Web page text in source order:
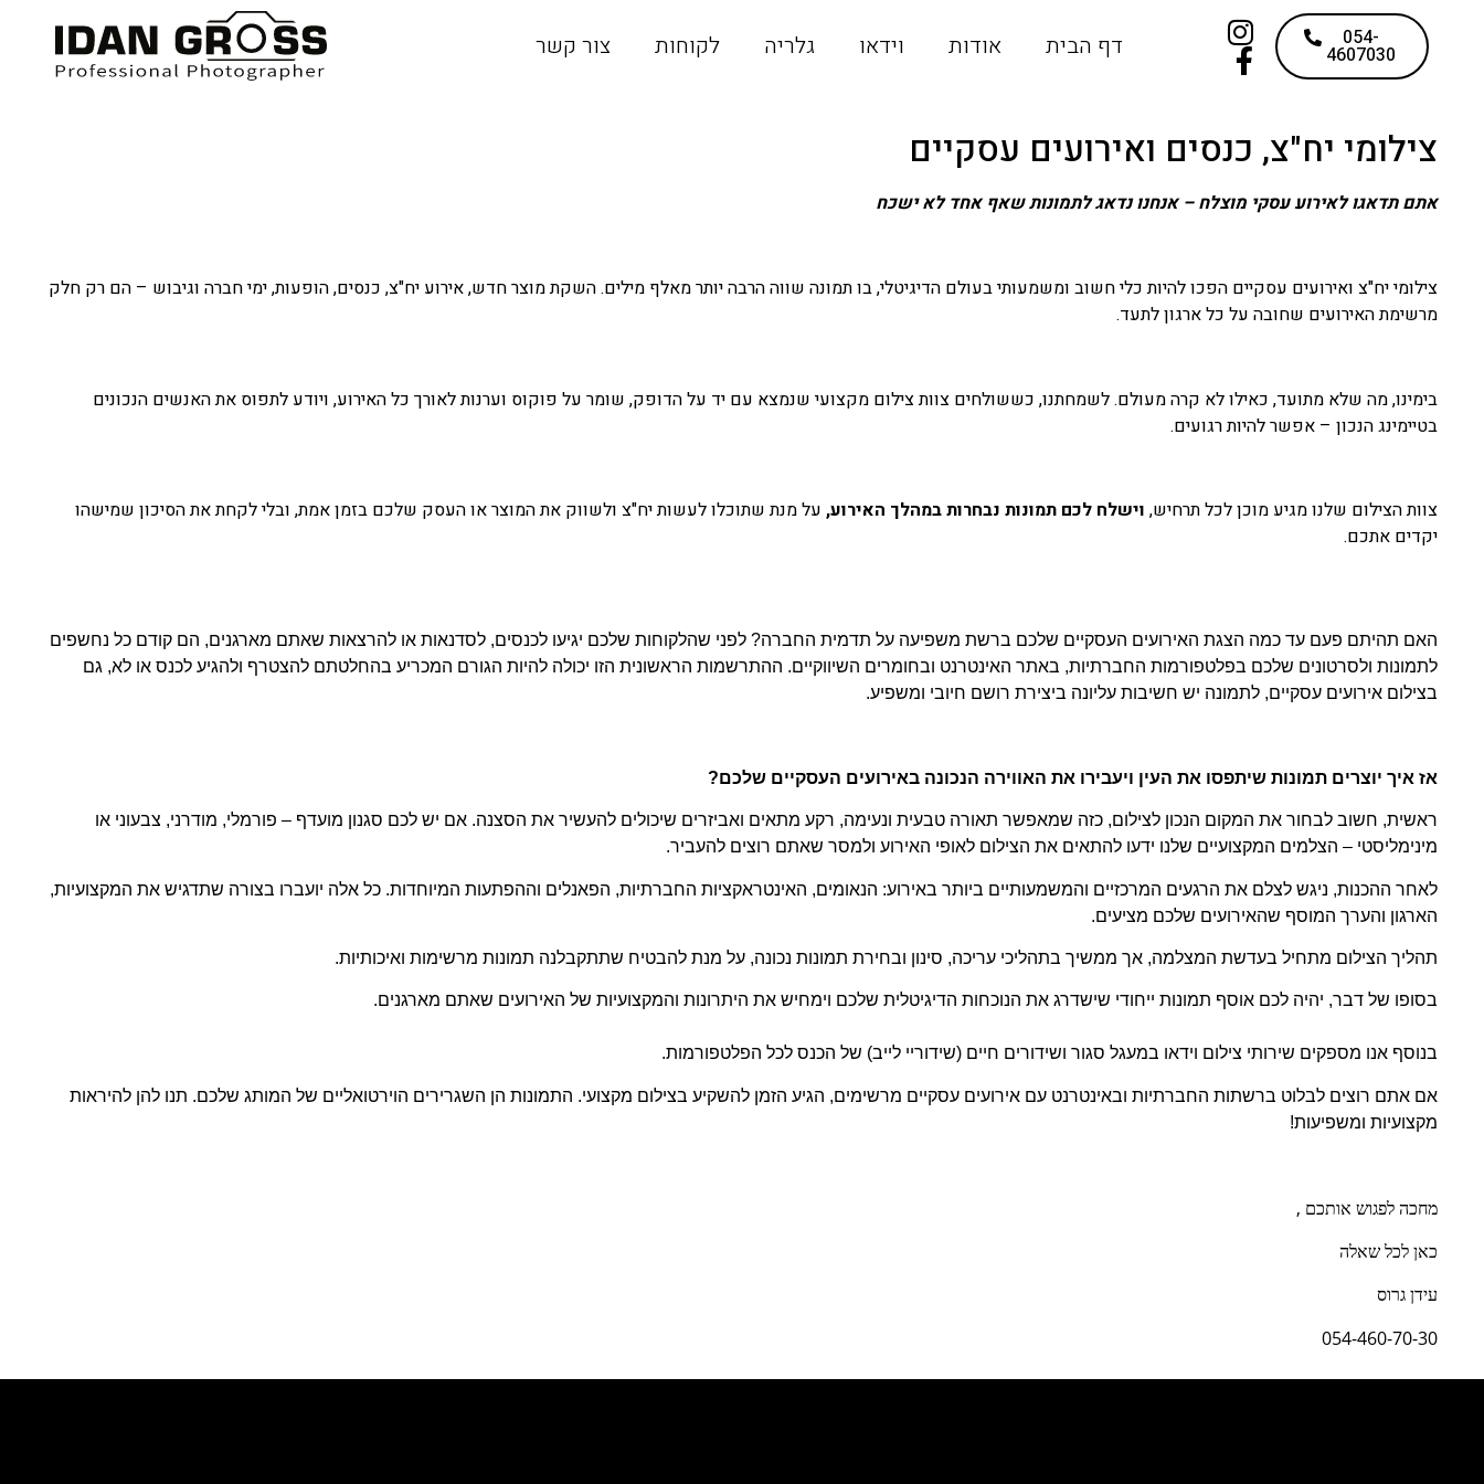
054-
4607030 דף הבית אודות וידאו גלריה לקוחות צור קשר
צילומי יח"צ, כנסים ואירועים עסקיים
אתם תדאגו לאירוע עסקי מוצלח – אנחנו נדאג לתמונות שאף אחד לא ישכח
צילומי יח"צ ואירועים עסקיים הפכו להיות כלי חשוב ומשמעותי בעולם הדיגיטלי, בו תמונה שווה הרבה יותר מאלף מילים. השקת מוצר חדש, אירוע יח"צ, כנסים, הופעות, ימי חברה וגיבוש – הם רק חלק
מרשימת האירועים שחובה על כל ארגון לתעד.
בימינו, מה שלא מתועד, כאילו לא קרה מעולם. לשמחתנו, כששולחים צוות צילום מקצועי שנמצא עם יד על הדופק, שומר על פוקוס וערנות לאורך כל האירוע, ויודע לתפוס את האנשים הנכונים
בטיימינג הנכון – אפשר להיות רגועים.
צוות הצילום שלנו מגיע מוכן לכל תרחיש, וישלח לכם תמונות נבחרות במהלך האירוע, על מנת שתוכלו לעשות יח"צ ולשווק את המוצר או העסק שלכם בזמן אמת, ובלי לקחת את הסיכון שמישהו
יקדים אתכם.
האם תהיתם פעם עד כמה הצגת האירועים העסקיים שלכם ברשת משפיעה על תדמית החברה? לפני שהלקוחות שלכם יגיעו לכנסים, לסדנאות או להרצאות שאתם מארגנים, הם קודם כל נחשפים
לתמונות ולסרטונים שלכם בפלטפורמות החברתיות, באתר האינטרנט ובחומרים השיווקיים. ההתרשמות הראשונית הזו יכולה להיות הגורם המכריע בהחלטתם להצטרף ולהגיע לכנס או לא, גם
בצילום אירועים עסקיים, לתמונה יש חשיבות עליונה ביצירת רושם חיובי ומשפיע.
אז איך יוצרים תמונות שיתפסו את העין ויעבירו את האווירה הנכונה באירועים העסקיים שלכם?
ראשית, חשוב לבחור את המקום הנכון לצילום, כזה שמאפשר תאורה טבעית ונעימה, רקע מתאים ואביזרים שיכולים להעשיר את הסצנה. אם יש לכם סגנון מועדף – פורמלי, מודרני, צבעוני או
מינימליסטי – הצלמים המקצועיים שלנו ידעו להתאים את הצילום לאופי האירוע ולמסר שאתם רוצים להעביר.
לאחר ההכנות, ניגש לצלם את הרגעים המרכזיים והמשמעותיים ביותר באירוע: הנאומים, האינטראקציות החברתיות, הפאנלים וההפתעות המיוחדות. כל אלה יועברו בצורה שתדגיש את המקצועיות,
הארגון והערך המוסף שהאירועים שלכם מציעים.
תהליך הצילום מתחיל בעדשת המצלמה, אך ממשיך בתהליכי עריכה, סינון ובחירת תמונות נכונה, על מנת להבטיח שתתקבלנה תמונות מרשימות ואיכותיות.
בסופו של דבר, יהיה לכם אוסף תמונות ייחודי שישדרג את הנוכחות הדיגיטלית שלכם וימחיש את היתרונות והמקצועיות של האירועים שאתם מארגנים.
בנוסף אנו מספקים שירותי צילום וידאו במעגל סגור ושידורים חיים (שידוריי לייב) של הכנס לכל הפלטפורמות.
אם אתם רוצים לבלוט ברשתות החברתיות ובאינטרנט עם אירועים עסקיים מרשימים, הגיע הזמן להשקיע בצילום מקצועי. התמונות הן השגרירים הוירטואליים של המותג שלכם. תנו להן להיראות
מקצועיות ומשפיעות!
מחכה לפגוש אותכם ,
כאן לכל שאלה
עידן גרוס
054-460-70-30